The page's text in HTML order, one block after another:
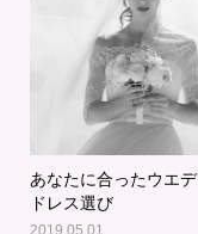
あなたに合ったウエ
ドレス選び
2019.05.01